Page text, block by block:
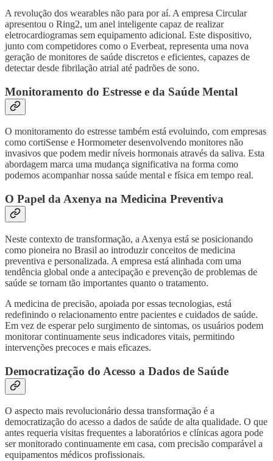
A revolução dos wearables não para por aí. A empresa Circular
apresentou o Ring2, um anel inteligente capaz de realizar
eletrocardiogramas sem equipamento adicional. Este dispositivo,
junto com competidores como o Everbeat, representa uma nova
geração de monitores de saúde discretos e eficientes, capazes de
detectar desde fibrilação atrial até padrões de sono.
Monitoramento do Estresse e da Saúde Mental
O monitoramento do estresse também está evoluindo, com empresas
como cortiSense e Hormometer desenvolvendo monitores não
invasivos que podem medir níveis hormonais através da saliva. Esta
abordagem marca uma mudança significativa na forma como
podemos acompanhar nossa saúde mental e física em tempo real.
O Papel da Axenya na Medicina Preventiva
Neste contexto de transformação, a Axenya está se posicionando
como pioneira no Brasil ao introduzir conceitos de medicina
preventiva e personalizada. A empresa está alinhada com uma
tendência global onde a antecipação e prevenção de problemas de
saúde se tornam tão importantes quanto o tratamento.
A medicina de precisão, apoiada por essas tecnologias, está
redefinindo o relacionamento entre pacientes e cuidados de saúde.
Em vez de esperar pelo surgimento de sintomas, os usuários podem
monitorar continuamente seus indicadores vitais, permitindo
intervenções precoces e mais eficazes.
Democratização do Acesso a Dados de Saúde
O aspecto mais revolucionário dessa transformação é a
democratização do acesso a dados de saúde de alta qualidade. O que
antes requeria visitas frequentes a laboratórios e clínicas agora pode
ser monitorado continuamente em casa, com precisão comparável a
equipamentos médicos profissionais.